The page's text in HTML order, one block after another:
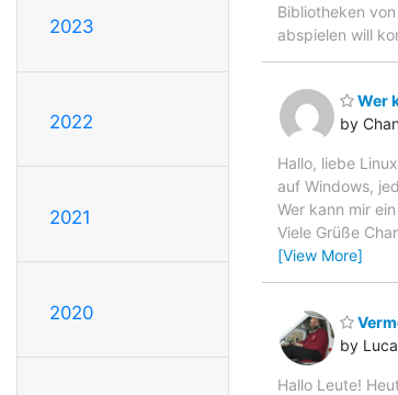
2023
2022
2021
2020
Bibliotheken
abspielen will
Wer
by
Hallo, liebe
auf Windows,
Wer kann mir
Viele Grüße
[View More]
by
Hallo Leute!